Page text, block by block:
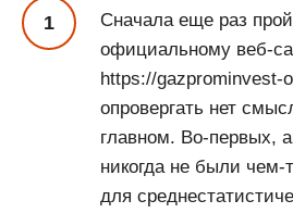
Сначала еще раз
официальному веб-
https://gazprominvest-
опровергать нет
главном. Во-первых,
никогда не были
для